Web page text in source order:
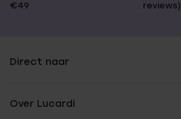
€49
reviews)
Direct naar
Over Lucardi